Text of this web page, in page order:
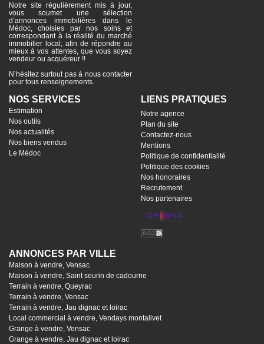
Notre site régulièrement mis à jour,
vous soumet une sélection
d’annonces immobilières dans le
Médoc, choisies par nos soins et
correspondant à la réalité du marché
immobilier local; afin de répondre au
mieux à vos attentes, que vous soyez
vendeur ou acquéreur !!
N’hésitez surtout pas à nous contacter
pour tous renseignements.
NOS SERVICES
Estimation
Nos outils
Nos actualités
Nos biens vendus
Le Médoc
LIENS PRATIQUES
Notre agence
Plan du site
Contactez-nous
Mentions
Politique de confidentialité
Politique des cookies
Nos honoraires
Recrutement
Nos partenaires
ANNONCES PAR VILLE
Maison à vendre, Vensac
Maison à vendre, Saint seurin de cadourne
Terrain à vendre, Queyrac
Terrain à vendre, Vensac
Terrain à vendre, Jau dignac et loirac
Local commercial à vendre, Vendays montalivet
Grange à vendre, Vensac
Grange à vendre, Jau dignac et loirac